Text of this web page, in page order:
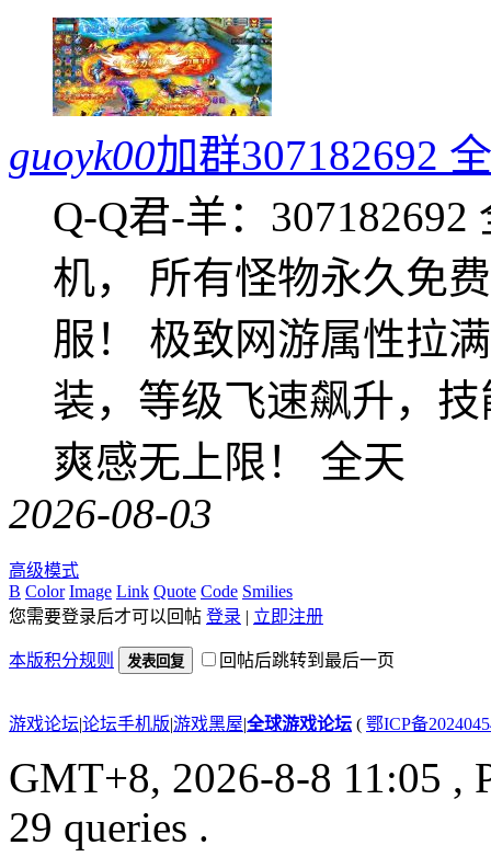
guoyk00加群307182692
Q-Q君-羊：
机， 所有怪物永久免
服！ 极致网游属性拉
装，等级飞速飙升，
爽感无上限！ 全天
2026-08-03
高级模式
B Color Image Link Quote Code Smilies
您需要登录后才可以回帖 登录 | 立即注册
本版积分规则 发表回复 回帖后跳转到最后一页
游戏论坛|论坛手机版|游戏黑屋|全球游戏论坛 ( 鄂ICP备
GMT+8, 2026-8-8 11:05 ,
29 queries .